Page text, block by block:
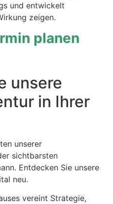
und entwickelt
zeigen.
planen
unsere
in Ihrer
unserer
sichtbarsten
Entdecken Sie unsere
neu.
vereint Strategie,